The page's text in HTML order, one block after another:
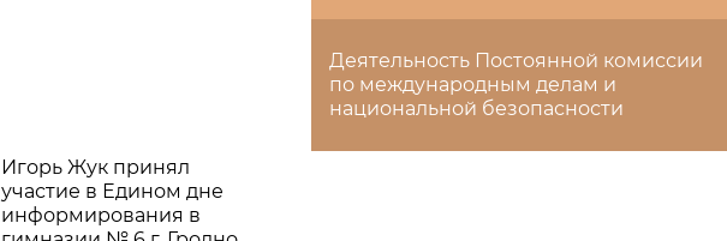
Игорь Жук принял
участие в Едином дне
информирования в
Деятельность Постоянной комиссии
по международным делам и
национальной безопасности